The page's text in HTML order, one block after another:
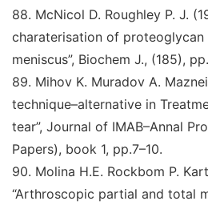
88. McNicol D. Roughley P. J.
charaterisation of proteoglycan
meniscus”, Biochem J., (185),
89. Mihov K. Muradov A.
technique–alternative in
tear”, Journal of IMAB–Annal
Papers), book 1, pp.7–10.
90. Molina H.E. Rockbom P.
“Arthroscopic partial and total